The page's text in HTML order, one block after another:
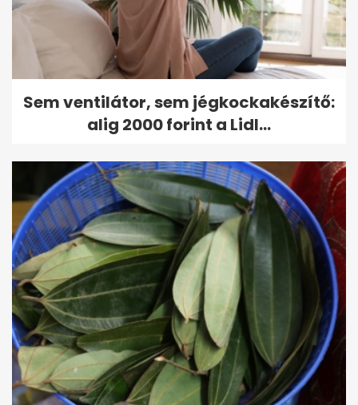
Sem ventilátor, sem jégkockakészítő:
alig 2000 forint a Lidl...